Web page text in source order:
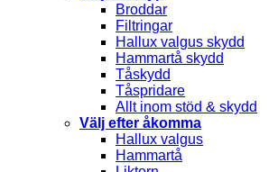
Broddar
Filtringar
Hallux valgus skydd
Hammartå skydd
Tåskydd
Tåspridare
Allt inom stöd & skydd
Välj efter åkomma
Hallux valgus
Hammartå